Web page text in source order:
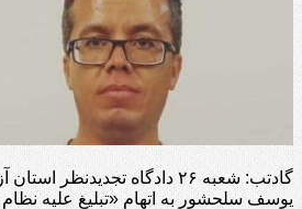
یوسف سلحشور به اتهام «تبلیغ علیه